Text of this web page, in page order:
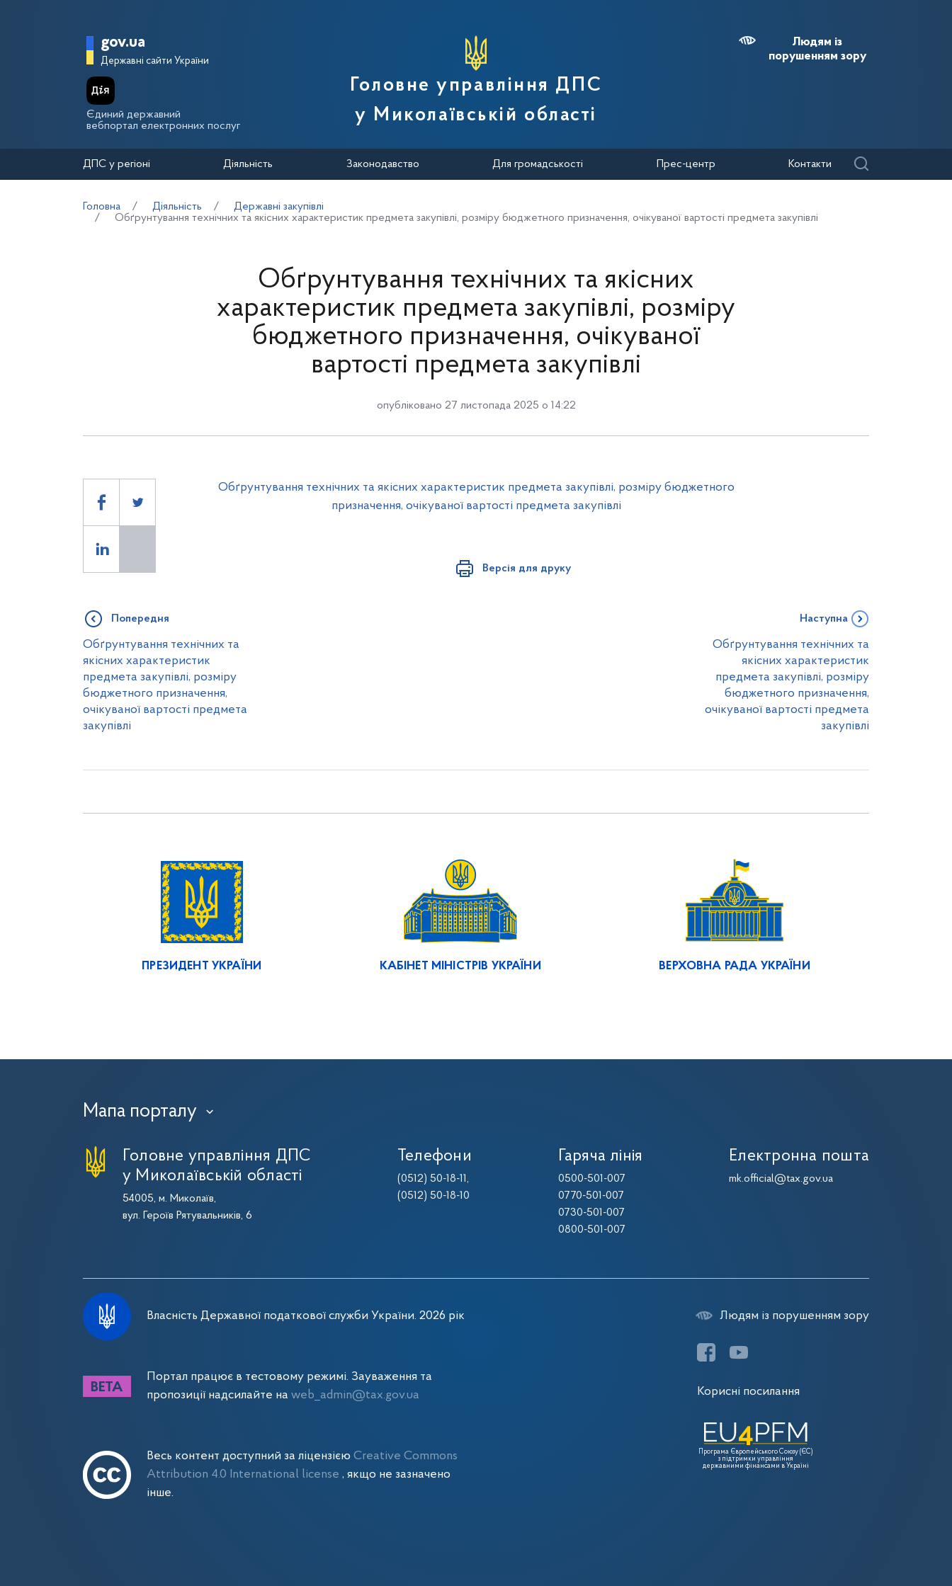
Головна сторінка Державної податкової служби України
gov.ua
Державні сайти України
Єдиний державний
вебпортал електронних послуг
Головне управління ДПС
у Миколаївській області
Людям із
порушенням зору
ДПС у регіоні Діяльність Законодавство Для громадськості Прес-центр Контакти
Головна Діяльність
Державні закупівлі
Обґрунтування технічних та якісних характеристик предмета закупівлі, розміру бюджетного призначення, очікуваної вартості предмета закупівлі
Обґрунтування технічних та якісних
характеристик предмета закупівлі, розміру
бюджетного призначення, очікуваної
вартості предмета закупівлі
опубліковано 27 листопада 2025 о 14:22
Обґрунтування технічних та якісних характеристик предмета закупівлі, розміру бюджетного
призначення, очікуваної вартості предмета закупівлі
Версія для друку
Попередня
Обґрунтування технічних та
якісних характеристик
предмета закупівлі, розміру
бюджетного призначення,
очікуваної вартості предмета
закупівлі
Наступна
Обґрунтування технічних та
якісних характеристик
предмета закупівлі, розміру
бюджетного призначення,
очікуваної вартості предмета
закупівлі
ПРЕЗИДЕНТ УКРАЇНИ КАБІНЕТ МІНІСТРІВ УКРАЇНИ ВЕРХОВНА РАДА УКРАЇНИ
Мапа порталу ›
Головне управління ДПС
у Миколаївській області
54005, м. Миколаїв,
вул. Героїв Рятувальників, 6
Телефони
(0512) 50-18-11 ,
(0512) 50-18-10
Гаряча лінія
0500-501-007
0770-501-007
0730-501-007
0800-501-007
Електронна пошта
mk.official@tax.gov.ua
Власність Державної податкової служби України. 2026 рік
Портал працює в тестовому режимі. Зауваження та
пропозиції надсилайте на web_admin@tax.gov.ua
Весь контент доступний за ліцензією Creative Commons
Attribution 4.0 International license , якщо не зазначено
інше.
Людям із порушенням зору
Корисні посилання
Програма Європейського Союзу (ЄС)
з підтримки управління
державними фінансами в Україні